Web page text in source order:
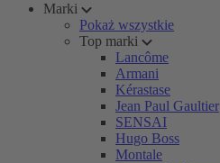
Marki
Pokaż wszystkie
Top marki
Lancôme
Armani
Kérastase
Jean Paul Gaultier
SENSAI
Hugo Boss
Montale